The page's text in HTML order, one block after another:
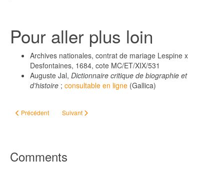
Pour aller plus loin
Archives nationales, contrat de mariage Lespine x
Desfontaines, 1684, cote MC/ET/XIX/531
Auguste Jal, Dictionnaire critique de biographie et
d'histoire ; consultable en ligne (Gallica)
Article précédent : Une épine en moins : aujourd'hui je choisis mon aïeule...
Précédent Article suivant : Jean Baptiste Elizano, massacré dans les
Suivant
Comments